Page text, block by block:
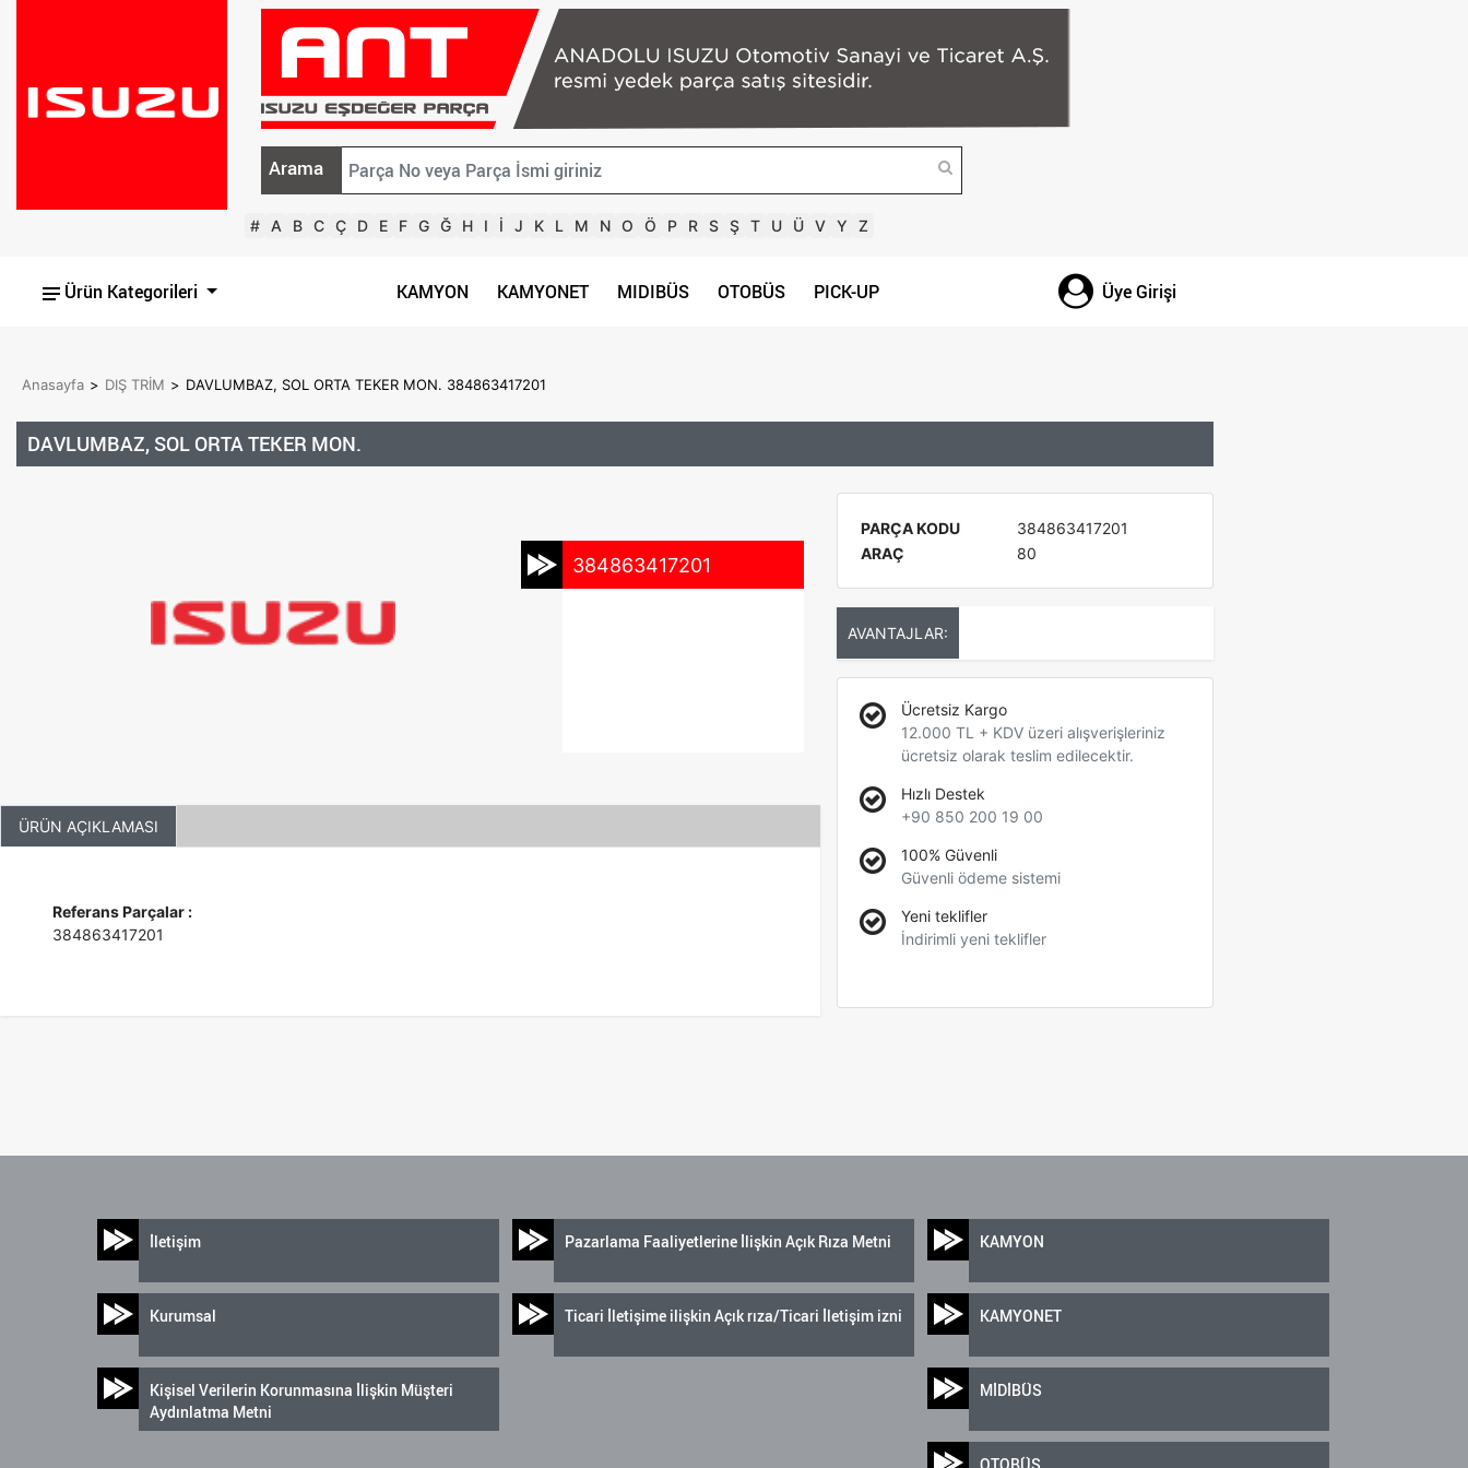
Arama
# A B C Ç D E F G Ğ H I İ J K L M N O Ö P R S Ş T U Ü V Y Z
Ürün Kategorileri KAMYON KAMYONET MIDIBÜS OTOBÜS PICK-UP Üye Girişi
Anasayfa > DIŞ TRİM > DAVLUMBAZ, SOL ORTA TEKER MON. 384863417201
DAVLUMBAZ, SOL ORTA TEKER MON.
384863417201
ÜRÜN AÇIKLAMASI
Referans Parçalar :
384863417201
PARÇA KODU
384863417201
ARAÇ
80
AVANTAJLAR:
Ücretsiz Kargo
12.000 TL + KDV üzeri alışverişleriniz
ücretsiz olarak teslim edilecektir.
Hızlı Destek
+90 850 200 19 00
100% Güvenli
Güvenli ödeme sistemi
Yeni teklifler
İndirimli yeni teklifler
İletişim
Kurumsal
Kişisel Verilerin Korunmasına İlişkin Müşteri
Aydınlatma Metni
Pazarlama Faaliyetlerine İlişkin Açık Rıza Metni
Ticari İletişime ilişkin Açık rıza/Ticari İletişim izni
KAMYON
KAMYONET
MİDİBÜS